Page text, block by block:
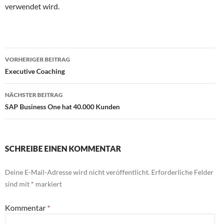
verwendet wird.
Beitragsnavigation
VORHERIGER BEITRAG
Executive Coaching
NÄCHSTER BEITRAG
SAP Business One hat 40.000 Kunden
SCHREIBE EINEN KOMMENTAR
Deine E-Mail-Adresse wird nicht veröffentlicht. Erforderliche Felder
sind mit * markiert
Kommentar *